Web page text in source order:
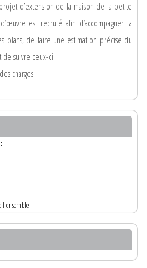
d’extension de la maison de la petite
est recruté afin d’accompagner la
plans, de faire une estimation précise du
suivre ceux-ci.
charges
l'ensemble